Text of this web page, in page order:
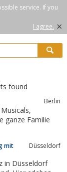
service. If you
I agree. ×
found
Berlin
ganze Familie
mit
Düsseldorf
in Düsseldorf